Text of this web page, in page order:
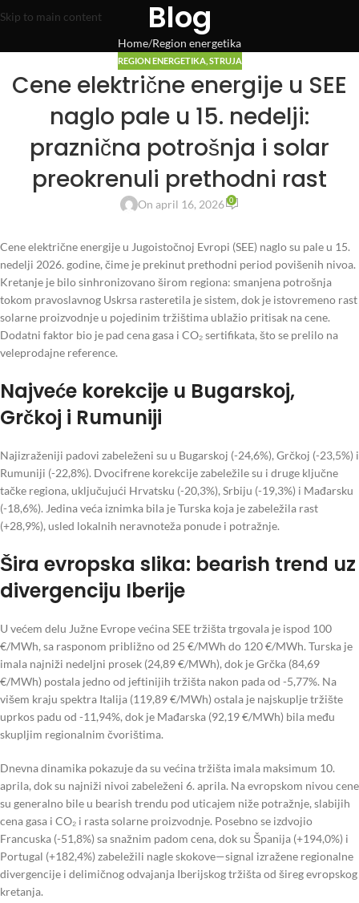
Skip to main content Blog
Home Region energetika
REGION ENERGETIKA, STRUJA
Cene električne energije u SEE
naglo pale u 15. nedelji:
praznična potrošnja i solar
preokrenuli prethodni rast
On april 16, 2026 0
Cene električne energije u Jugoistočnoj Evropi (SEE) naglo su pale u 15.
nedelji 2026. godine, čime je prekinut prethodni period povišenih nivoa.
Kretanje je bilo sinhronizovano širom regiona: smanjena potrošnja
tokom pravoslavnog Uskrsa rasteretila je sistem, dok je istovremeno rast
solarne proizvodnje u pojedinim tržištima ublažio pritisak na cene.
Dodatni faktor bio je pad cena gasa i CO₂ sertifikata, što se prelilo na
veleprodajne reference.
Najveće korekcije u Bugarskoj,
Grčkoj i Rumuniji
Najizraženiji padovi zabeleženi su u Bugarskoj (-24,6%), Grčkoj (-23,5%) i
Rumuniji (-22,8%). Dvocifrene korekcije zabeležile su i druge ključne
tačke regiona, uključujući Hrvatsku (-20,3%), Srbiju (-19,3%) i Mađarsku
(-18,6%). Jedina veća iznimka bila je Turska koja je zabeležila rast
(+28,9%), usled lokalnih neravnoteža ponude i potražnje.
Šira evropska slika: bearish trend uz
divergenciju Iberije
U većem delu Južne Evrope većina SEE tržišta trgovala je ispod 100
€/MWh, sa rasponom približno od 25 €/MWh do 120 €/MWh. Turska je
imala najniži nedeljni prosek (24,89 €/MWh), dok je Grčka (84,69
€/MWh) postala jedno od jeftinijih tržišta nakon pada od -5,77%. Na
višem kraju spektra Italija (119,89 €/MWh) ostala je najskuplje tržište
uprkos padu od -11,94%, dok je Mađarska (92,19 €/MWh) bila među
skupljim regionalnim čvorištima.
Dnevna dinamika pokazuje da su većina tržišta imala maksimum 10.
aprila, dok su najniži nivoi zabeleženi 6. aprila. Na evropskom nivou cene
su generalno bile u bearish trendu pod uticajem niže potražnje, slabijih
cena gasa i CO₂ i rasta solarne proizvodnje. Posebno se izdvojio
Francuska (-51,8%) sa snažnim padom cena, dok su Španija (+194,0%) i
Portugal (+182,4%) zabeležili nagle skokove—signal izražene regionalne
divergencije i delimičnog odvajanja Iberijskog tržišta od šireg evropskog
kretanja.